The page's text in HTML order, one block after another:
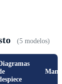
(5 modelos)